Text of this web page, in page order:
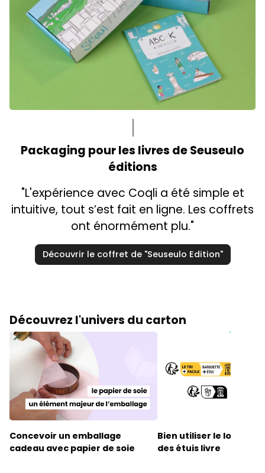
Packaging pour les livres de Seuseulo
éditions
"L'expérience avec Coqli a été simple et
intuitive, tout s’est fait en ligne. Les coffrets
ont énormément plu."
Découvrir le coffret de "Seuseulo Edition"
Découvrez l'univers du carton
Concevoir un emballage
cadeau avec papier de soie
Bien utiliser le logo
des étuis livre